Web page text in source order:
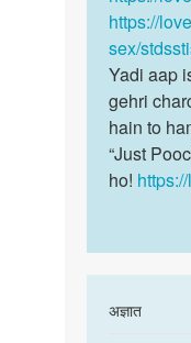
https://
sex/
Yadi aap
gehri
hain to
“Just
ho!
अज्ञातIn